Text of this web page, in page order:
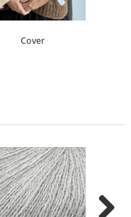
Cover